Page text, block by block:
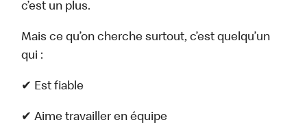
c’est un plus.
Mais ce qu’on cherche surtout, c’est quelqu’un
qui :
✔ Est fiable
✔ Aime travailler en équipe